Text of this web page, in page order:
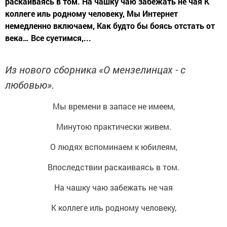
коллеге иль родному человеку, Мы Интернет
немедленно включаем, Как будто бы боясь отстать от
века… Все суетимся,...
Из нового сборника «О мензелинцах - с
любовью».
Мы времени в запасе не имеем,
Минутою практически живем.
О людях вспоминаем к юбилеям,
Впоследствии раскаиваясь в том.
На чашку чаю забежать не чая
К коллеге иль родному человеку,